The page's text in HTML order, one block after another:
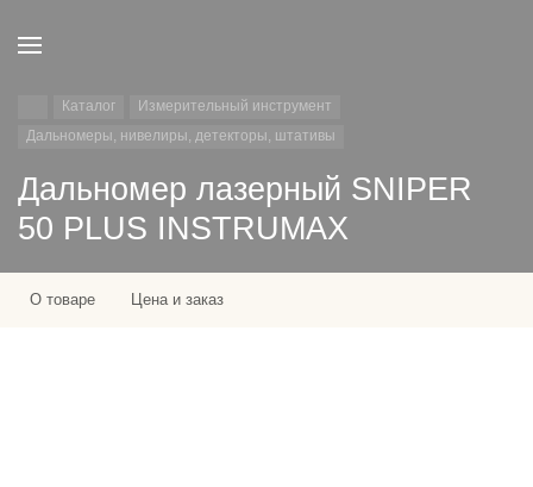
Каталог
Измерительный инструмент
Дальномеры, нивелиры, детекторы, штативы
Дальномер лазерный SNIPER
50 PLUS INSTRUMAX
О товаре Цена и заказ